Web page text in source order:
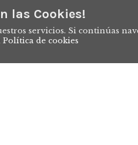
las Cookies!
servicios. Si continúas
Política de cookies